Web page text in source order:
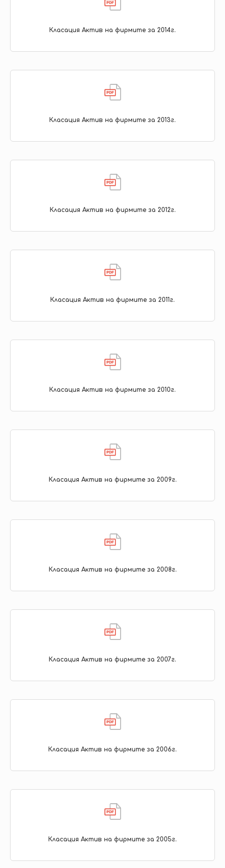
Класация Актив на фирмите за 2014г.
Класация Актив на фирмите за 2013г.
Класация Актив на фирмите за 2012г.
Класация Актив на фирмите за 2011г.
Класация Актив на фирмите за 2010г.
Класация Актив на фирмите за 2009г.
Класация Актив на фирмите за 2008г.
Класация Актив на фирмите за 2007г.
Класация Актив на фирмите за 2006г.
Класация Актив на фирмите за 2005г.